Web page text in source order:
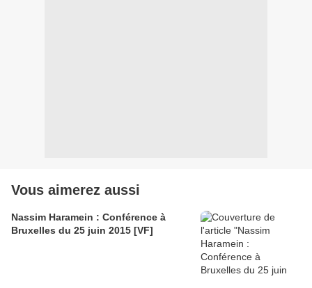
Vous aimerez aussi
Nassim Haramein : Conférence à
Bruxelles du 25 juin 2015 [VF]